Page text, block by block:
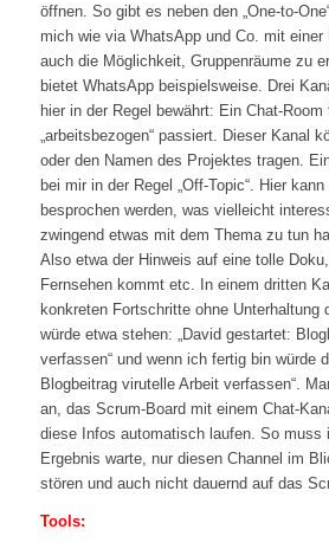
öffnen. So gibt es neben den „One-to-
mich wie via WhatsApp und Co. mit
auch die Möglichkeit, Gruppenräume zu
bietet WhatsApp beispielsweise. Drei
hier in der Regel bewährt: Ein Chat-
„arbeitsbezogen“ passiert. Dieser Kanal
oder den Namen des Projektes tragen.
bei mir in der Regel „Off-Topic“. Hier
besprochen werden, was vielleicht
zwingend etwas mit dem Thema zu tun
Also etwa der Hinweis auf eine tolle
Fernsehen kommt etc. In einem dritten
konkreten Fortschritte ohne Unterhaltung
würde etwa stehen: „David gestartet:
verfassen“ und wenn ich fertig bin würde
Blogbeitrag virutelle Arbeit verfassen“.
an, das Scrum-Board mit einem Chat-
diese Infos automatisch laufen. So muss
Ergebnis warte, nur diesen Channel im
stören und auch nicht dauernd auf das
Tools: